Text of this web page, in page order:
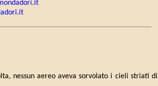
nessun aereo aveva sorvolato i cieli striati di